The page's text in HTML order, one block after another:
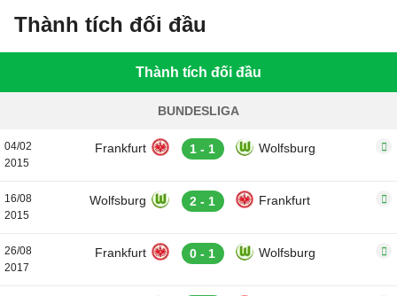
Thành tích đối đầu
Thành tích đối đầu
BUNDESLIGA
04/02
2015
Frankfurt 1 - 1 Wolfsburg
16/08
2015
Wolfsburg 2 - 1 Frankfurt
26/08
2017
Frankfurt 0 - 1 Wolfsburg